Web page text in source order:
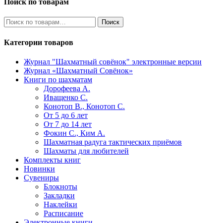
Поиск по товарам
Искать: Поиск
Категории товаров
Журнал "Шахматный совёнок" электронные версии
Журнал «Шахматный Совёнок»
Книги по шахматам
Дорофеева А.
Иващенко С.
Конотоп В., Конотоп С.
От 5 до 6 лет
От 7 до 14 лет
Фокин С., Ким А.
Шахматная радуга тактических приёмов
Шахматы для любителей
Комплекты книг
Новинки
Сувениры
Блокноты
Закладки
Наклейки
Расписание